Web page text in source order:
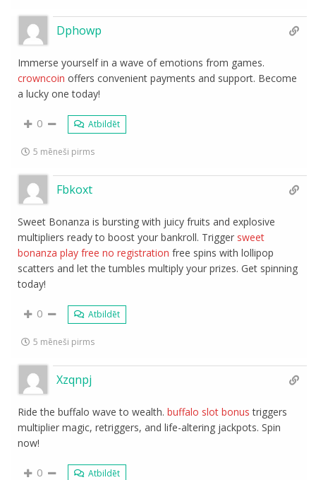
Dphowp
Immerse yourself in a wave of emotions from games.
crowncoin offers convenient payments and support. Become
a lucky one today!
0 Atbildēt
5 mēneši pirms
Fbkoxt
Sweet Bonanza is bursting with juicy fruits and explosive
multipliers ready to boost your bankroll. Trigger sweet
bonanza play free no registration free spins with lollipop
scatters and let the tumbles multiply your prizes. Get spinning
today!
0 Atbildēt
5 mēneši pirms
Xzqnpj
Ride the buffalo wave to wealth.buffalo slot bonus triggers
multiplier magic, retriggers, and life-altering jackpots. Spin
now!
0 Atbildēt